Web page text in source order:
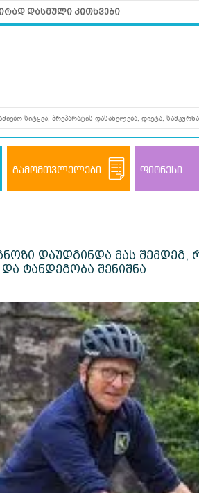
დასმული კითხვები
გამომთვლელები ფიტნესი
დაუდგინდა მას
ტანდეგობა შენიშნა